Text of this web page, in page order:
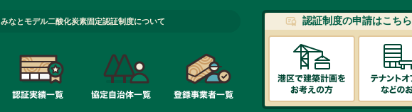
みなとモデル二酸化炭素固定認証制度について 認証制度の申請はこちら